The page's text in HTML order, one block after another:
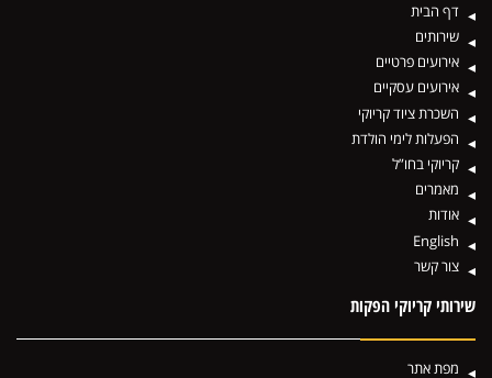
דף הבית
שירותים
אירועים פרטיים
אירועים עסקיים
השכרת ציוד קריוקי
הפעלות לימי הולדת
קריוקי בחו”ל
מאמרים
אודות
English
צור קשר
שירותי קריוקי הפקות
מפת אתר